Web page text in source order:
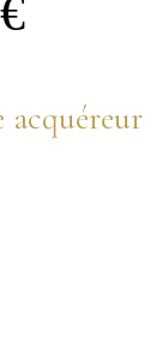
acquéreur